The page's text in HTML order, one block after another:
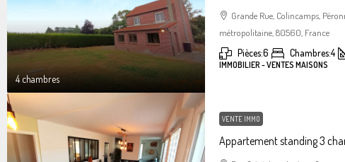
4 chambres
Grande Rue, Colincamps,
métropolitaine, 80560, France
Pièces:6 Chambres:4
IMMOBILIER - VENTES MAISONS
VENTE IMMO
Appartement standing 3